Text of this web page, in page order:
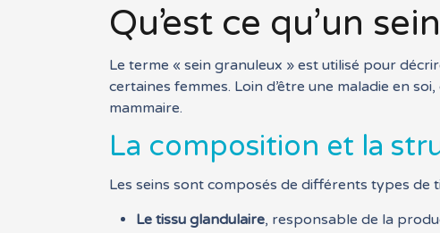
Qu’est ce qu’un
Le terme « sein granuleux » est utilisé pour
certaines femmes. Loin d’être une maladie en
mammaire.
La composition et la
Les seins sont composés de différents types de
Le tissu glandulaire, responsable de la